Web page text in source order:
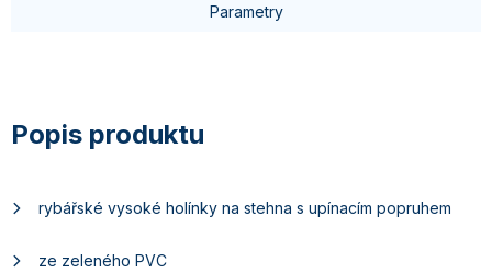
Parametry
rybářské vysoké holínky na stehna s upínacím popruhem
ze zeleného PVC